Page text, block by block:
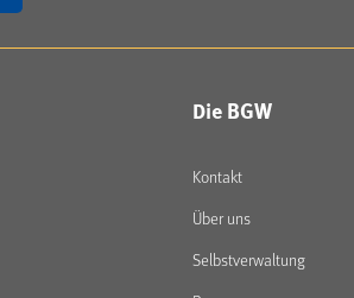
Die BGW
Kontakt
Über uns
Selbstverwaltung